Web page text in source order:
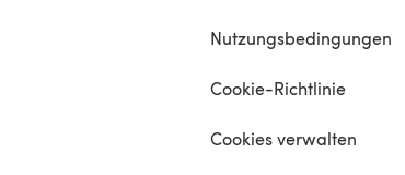
Nutzungsbedingungen
Cookie-Richtlinie
Cookies verwalten